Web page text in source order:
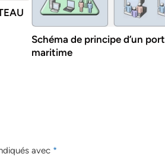
Schéma de principe d’un port
maritime
avec *